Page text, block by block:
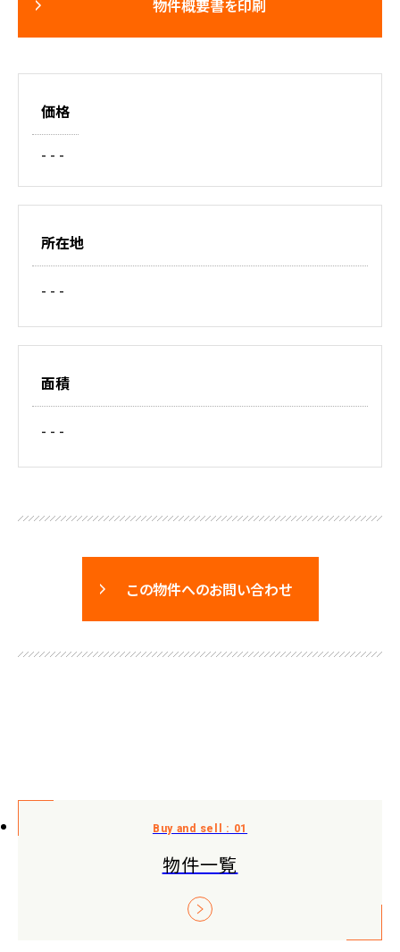
物件概要書を印刷
価格
- - -
所在地
- - -
面積
- - -
この物件へのお問い合わせ
物件一覧